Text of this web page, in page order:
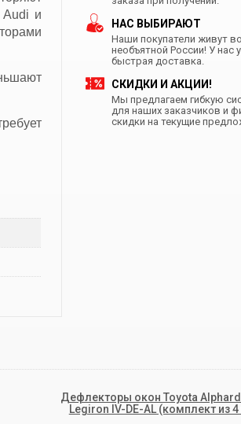
Audi и
НАС ВЫБИРАЮТ
Наши покупатели живут
необъятной России! У нас
быстрая доставка.
СКИДКИ И АКЦИИ!
Мы предлагаем гибкую
для наших заказчиков и
скидки на текущие
Дефлекторы окон Toyota Alphard
Legiron IV-DE-AL (комплект из